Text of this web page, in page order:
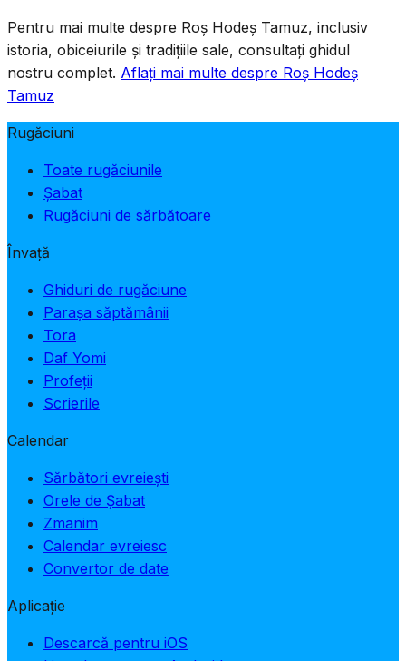
Pentru mai multe despre Roș Hodeș Tamuz, inclusiv
istoria, obiceiurile și tradițiile sale, consultați ghidul
nostru complet. Aflați mai multe despre Roș Hodeș
Tamuz
Rugăciuni
Toate rugăciunile
Șabat
Rugăciuni de sărbătoare
Învață
Ghiduri de rugăciune
Parașa săptămânii
Tora
Daf Yomi
Profeții
Scrierile
Calendar
Sărbători evreiești
Orele de Șabat
Zmanim
Calendar evreiesc
Convertor de date
Aplicație
Descarcă pentru iOS